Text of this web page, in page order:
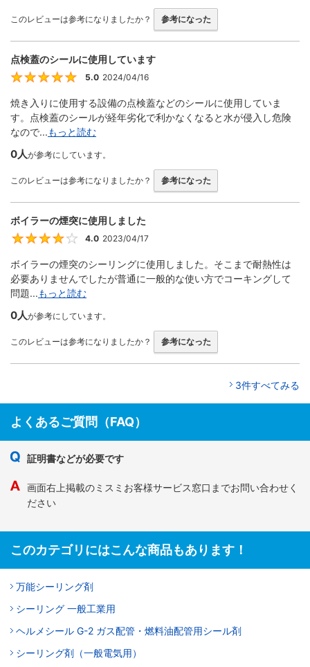
このレビューは参考になりましたか？ 参考になった
点検蓋のシールに使用しています
5
5.0 2024/04/16
焼き入りに使用する設備の点検蓋などのシールに使用していま
す。点検蓋のシールが経年劣化で利かなくなると水が侵入し危険
なので...もっと読む
0人が参考にしています。
このレビューは参考になりましたか？ 参考になった
ボイラーの煙突に使用しました
4
4.0 2023/04/17
ボイラーの煙突のシーリングに使用しました。そこまで耐熱性は
必要ありませんでしたが普通に一般的な使い方でコーキングして
問題...もっと読む
0人が参考にしています。
このレビューは参考になりましたか？ 参考になった
3件すべてみる
よくあるご質問（FAQ）
証明書などが必要です
画面右上掲載のミスミお客様サービス窓口までお問い合わせく
ださい
このカテゴリにはこんな商品もあります！
万能シーリング剤
シーリング 一般工業用
ヘルメシール G-2 ガス配管・燃料油配管用シール剤
シーリング剤（一般電気用）